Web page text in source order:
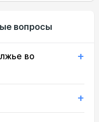
16:47 22:02
21:55
вопросы
во